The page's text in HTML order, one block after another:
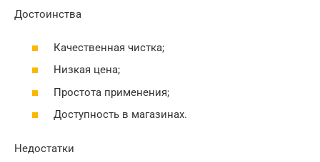
Достоинства
Качественная чистка;
Низкая цена;
Простота применения;
Доступность в магазинах.
Недостатки